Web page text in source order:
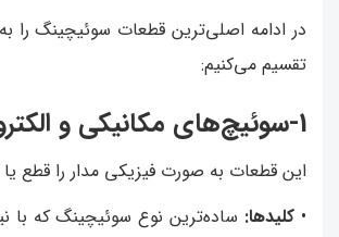
در ادامه اصلی‌ترین قطعات سوئیچینگ را
تقسیم می‌کنیم:
1-سوئیچ‌های مکانیکی و الکترومکانیکی
این قطعات به صورت فیزیکی مدار را قطع
• کلیدها: ساده‌ترین نوع سوئیچینگ که